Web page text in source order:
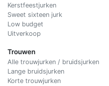
Kerstfeestjurken
Sweet sixteen jurk
Low budget
Uitverkoop
Trouwen
Alle trouwjurken / bruidsjurken
Lange bruidsjurken
Korte trouwjurken